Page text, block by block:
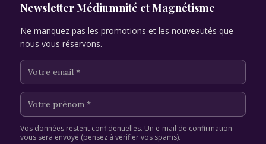
Newsletter Médiumnité et Magnétisme
Ne manquez pas les promotions et les nouveautés que
nous vous réservons.
Vos données restent confidentielles. Un e-mail de confirmation
vous sera envoyé (pensez à vérifier vos spams).